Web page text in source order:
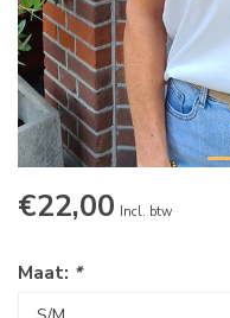
€22,00 Incl. btw
Maat: *